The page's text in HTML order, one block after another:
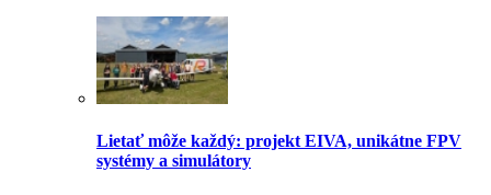
Lietať môže každý: projekt EIVA, unikátne FPV
systémy a simulátory